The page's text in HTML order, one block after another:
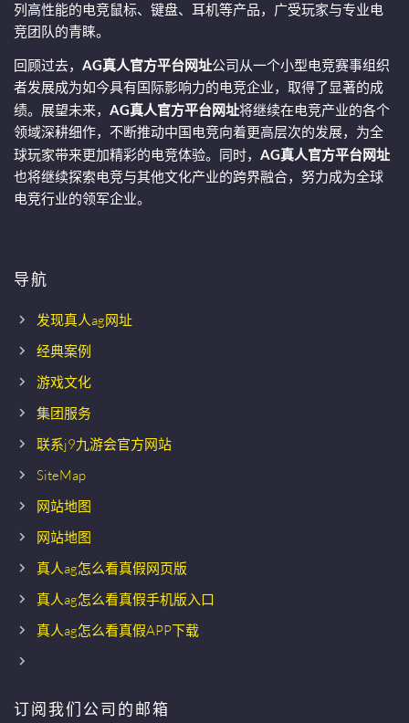
列高性能的电竞鼠标、键盘、耳机等产品，广受玩家与专业电
竞团队的青睐。
回顾过去， AG真人官方平台网址公司从一个小型电竞赛事组织
者发展成为如今具有国际影响力的电竞企业，取得了显著的成
绩。展望未来， AG真人官方平台网址将继续在电竞产业的各个
领域深耕细作，不断推动中国电竞向着更高层次的发展，为全
球玩家带来更加精彩的电竞体验。同时， AG真人官方平台网址
也将继续探索电竞与其他文化产业的跨界融合，努力成为全球
电竞行业的领军企业。
导航
发现真人ag网址
经典案例
游戏文化
集团服务
联系j9九游会官方网站
SiteMap
网站地图
网站地图
真人ag怎么看真假网页版
真人ag怎么看真假手机版入口
真人ag怎么看真假APP下载
订阅我们公司的邮箱